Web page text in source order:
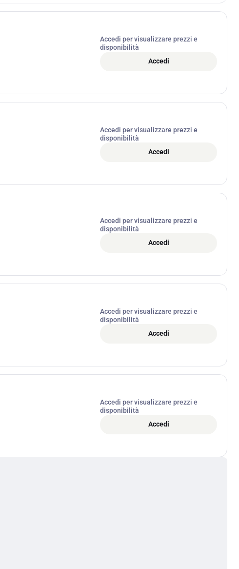
Accedi per visualizzare prezzi e
disponibilità
Accedi
Accedi per visualizzare prezzi e
disponibilità
Accedi
Accedi per visualizzare prezzi e
disponibilità
Accedi
Accedi per visualizzare prezzi e
disponibilità
Accedi
Accedi per visualizzare prezzi e
disponibilità
Accedi